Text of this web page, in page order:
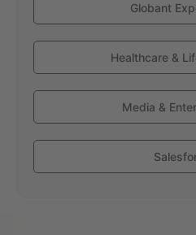
Globant
Healthcare &
Media &